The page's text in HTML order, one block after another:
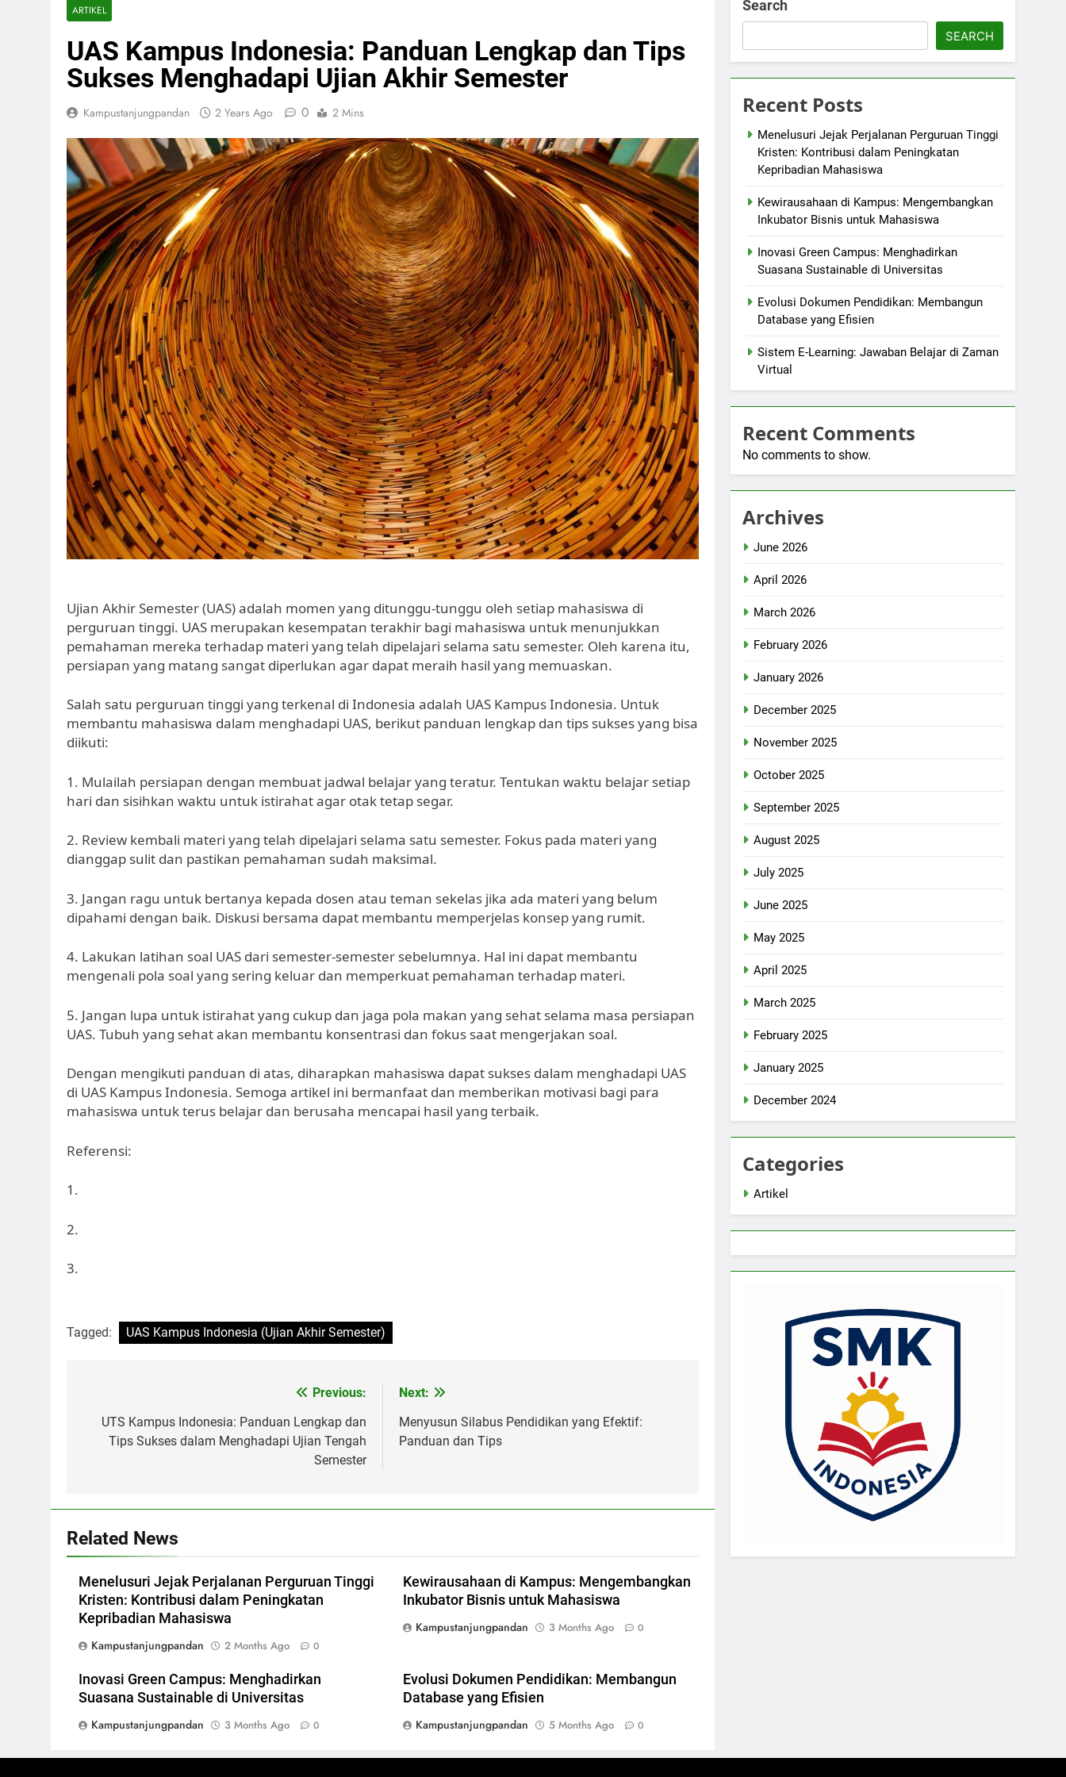
ARTIKEL
UAS Kampus Indonesia: Panduan Lengkap dan Tips
Sukses Menghadapi Ujian Akhir Semester
Kampustanjungpandan 2 Years Ago 0 2 Mins
Ujian Akhir Semester (UAS) adalah momen yang ditunggu-tunggu oleh setiap mahasiswa di
perguruan tinggi. UAS merupakan kesempatan terakhir bagi mahasiswa untuk menunjukkan
pemahaman mereka terhadap materi yang telah dipelajari selama satu semester. Oleh karena itu,
persiapan yang matang sangat diperlukan agar dapat meraih hasil yang memuaskan.
Salah satu perguruan tinggi yang terkenal di Indonesia adalah UAS Kampus Indonesia. Untuk
membantu mahasiswa dalam menghadapi UAS, berikut panduan lengkap dan tips sukses yang bisa
diikuti:
1. Mulailah persiapan dengan membuat jadwal belajar yang teratur. Tentukan waktu belajar setiap
hari dan sisihkan waktu untuk istirahat agar otak tetap segar.
2. Review kembali materi yang telah dipelajari selama satu semester. Fokus pada materi yang
dianggap sulit dan pastikan pemahaman sudah maksimal.
3. Jangan ragu untuk bertanya kepada dosen atau teman sekelas jika ada materi yang belum
dipahami dengan baik. Diskusi bersama dapat membantu memperjelas konsep yang rumit.
4. Lakukan latihan soal UAS dari semester-semester sebelumnya. Hal ini dapat membantu
mengenali pola soal yang sering keluar dan memperkuat pemahaman terhadap materi.
5. Jangan lupa untuk istirahat yang cukup dan jaga pola makan yang sehat selama masa persiapan
UAS. Tubuh yang sehat akan membantu konsentrasi dan fokus saat mengerjakan soal.
Dengan mengikuti panduan di atas, diharapkan mahasiswa dapat sukses dalam menghadapi UAS
di UAS Kampus Indonesia. Semoga artikel ini bermanfaat dan memberikan motivasi bagi para
mahasiswa untuk terus belajar dan berusaha mencapai hasil yang terbaik.
Referensi:
1.
2.
3.
Tagged: UAS Kampus Indonesia (Ujian Akhir Semester)
navigation
Previous:
UTS Kampus Indonesia: Panduan Lengkap dan
Tips Sukses dalam Menghadapi Ujian Tengah
Semester
Next:
Menyusun Silabus Pendidikan yang Efektif:
Panduan dan Tips
Related News
Menelusuri Jejak Perjalanan Perguruan Tinggi
Kristen: Kontribusi dalam Peningkatan
Kepribadian Mahasiswa
Kampustanjungpandan
2 Months Ago 0
Kewirausahaan di Kampus: Mengembangkan
Inkubator Bisnis untuk Mahasiswa
Kampustanjungpandan
3 Months Ago 0
Inovasi Green Campus: Menghadirkan
Suasana Sustainable di Universitas
Kampustanjungpandan
3 Months Ago 0
Evolusi Dokumen Pendidikan: Membangun
Database yang Efisien
Kampustanjungpandan
5 Months Ago 0
Search
SEARCH
Recent Posts
Menelusuri Jejak Perjalanan Perguruan Tinggi
Kristen: Kontribusi dalam Peningkatan
Kepribadian Mahasiswa
Kewirausahaan di Kampus: Mengembangkan
Inkubator Bisnis untuk Mahasiswa
Inovasi Green Campus: Menghadirkan
Suasana Sustainable di Universitas
Evolusi Dokumen Pendidikan: Membangun
Database yang Efisien
Sistem E-Learning: Jawaban Belajar di Zaman
Virtual
Recent Comments
No comments to show.
Archives
June 2026
April 2026
March 2026
February 2026
January 2026
December 2025
November 2025
October 2025
September 2025
August 2025
July 2025
June 2025
May 2025
April 2025
March 2025
February 2025
January 2025
December 2024
Categories
Artikel